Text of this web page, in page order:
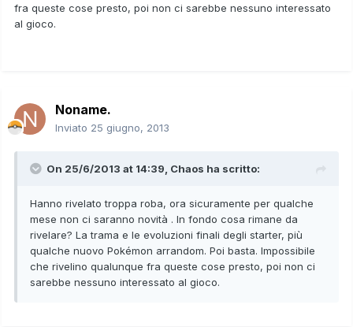
fra queste cose presto, poi non ci sarebbe nessuno interessato
al gioco.
Noname.
Inviato 25 giugno, 2013
On 25/6/2013 at 14:39, Chaos ha scritto:
Hanno rivelato troppa roba, ora sicuramente per qualche
mese non ci saranno novità . In fondo cosa rimane da
rivelare? La trama e le evoluzioni finali degli starter, più
qualche nuovo Pokémon arrandom. Poi basta. Impossibile
che rivelino qualunque fra queste cose presto, poi non ci
sarebbe nessuno interessato al gioco.